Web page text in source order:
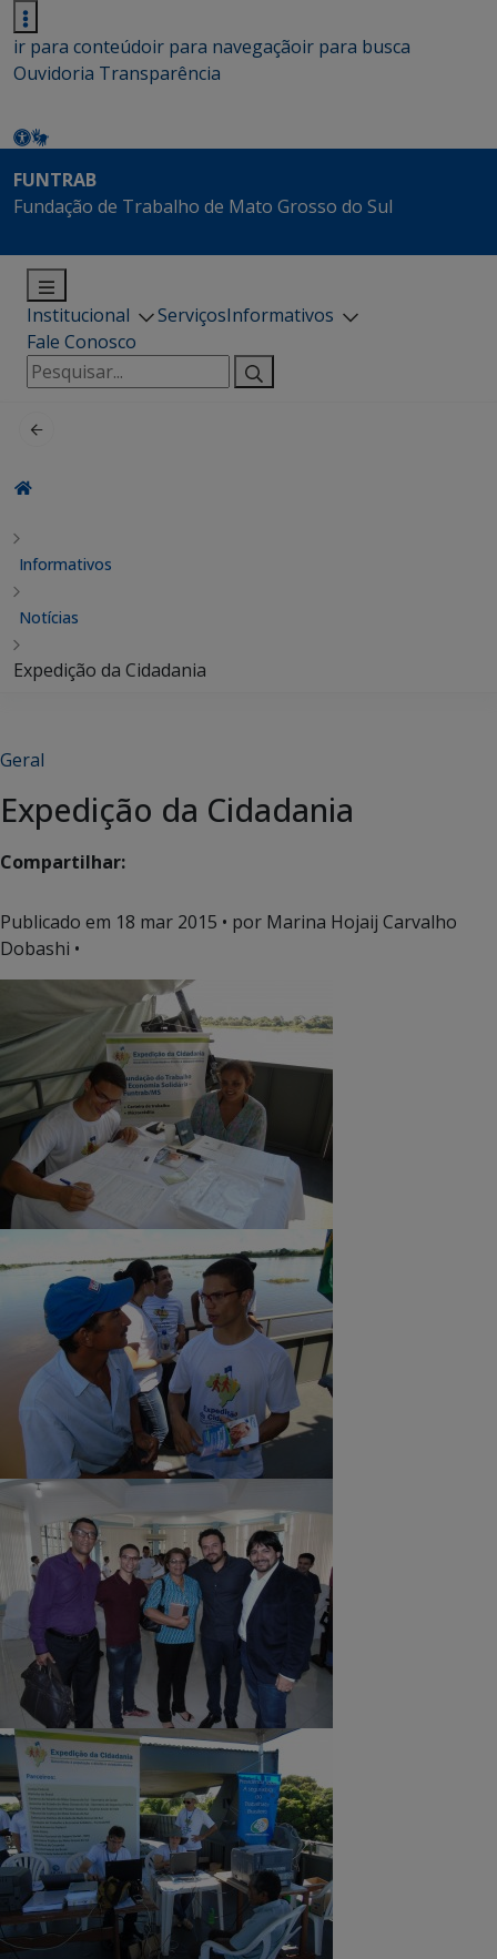
ir para conteúdoir para navegaçãoir para busca
Ouvidoria Transparência
FUNTRAB
Fundação de Trabalho de Mato Grosso do Sul
Institucional ServiçosInformativos
Fale Conosco
Pesquisar
por:
Informativos
Notícias
Expedição da Cidadania
Geral
Expedição da Cidadania
Compartilhar:
Publicado em 18 mar 2015 • por Marina Hojaij Carvalho
Dobashi •